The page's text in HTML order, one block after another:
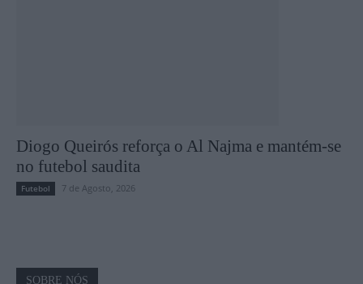
Diogo Queirós reforça o Al Najma e mantém-se
no futebol saudita
Futebol 7 de Agosto, 2026
SOBRE NÓS